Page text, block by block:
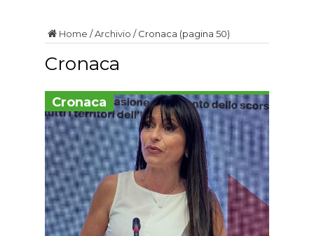
Home /Archivio /Cronaca (pagina 50)
Cronaca
Cronaca